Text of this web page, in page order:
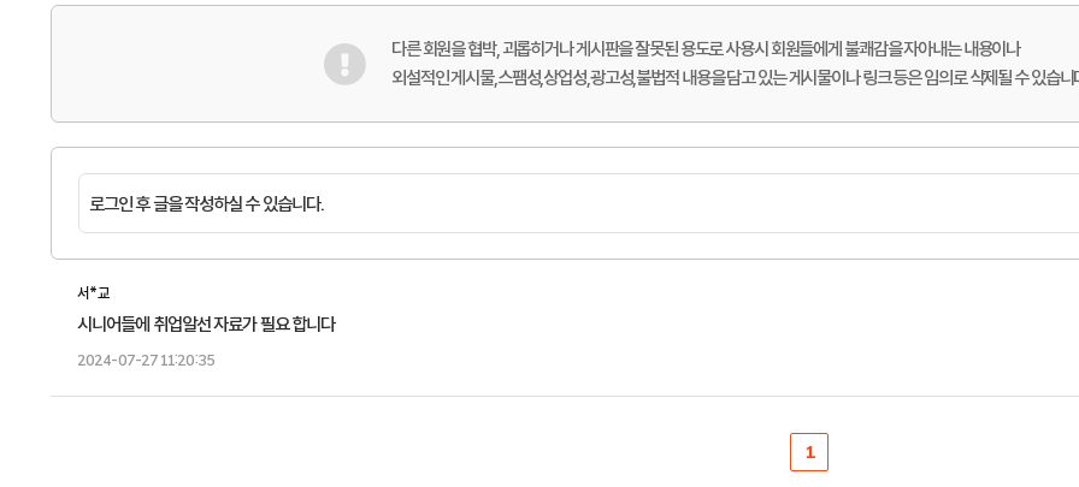
다른 회원을 협박, 괴롭히거나 게시판을 잘못된 용도로 사용시 회원들에게 불쾌감을 자아내는 내용이나
외설적인 게시물,스팸성,상업성,광고성,불법적 내용을 담고 있는 게시물이나 링크 등은 임의로 삭제될 수 있습니
서*교
시니어들에 취업알선 자료가 필요 합니다
2024-07-27 11:20:35
1